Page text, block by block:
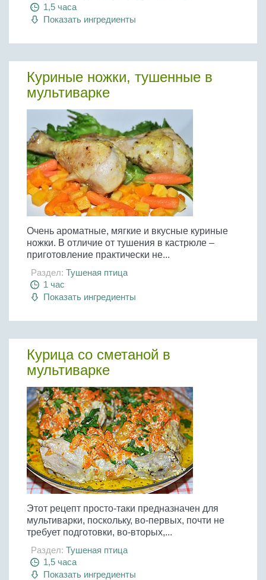
Бобовые
Яйца
Крупы
1,5 часа
Показать ингредиенты
Куриные ножки, тушенные в
мультиварке
Очень ароматные, мягкие и вкусные куриные
ножки. В отличие от тушения в кастрюле –
приготовление практически не...
Раздел: Тушеная птица
1 час
Показать ингредиенты
Курица со сметаной в
мультиварке
Этот рецепт просто-таки предназначен для
мультиварки, поскольку, во-первых, почти не
требует подготовки, во-вторых,...
Раздел: Тушеная птица
1,5 часа
Показать ингредиенты